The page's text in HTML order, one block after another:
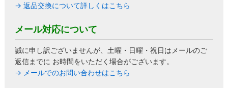
→ 返品交換について詳しくはこちら
メール対応について
誠に申し訳ございませんが、土曜・日曜・祝日はメールのご
返信までに お時間をいただく場合がございます。
→ メールでのお問い合わせはこちら